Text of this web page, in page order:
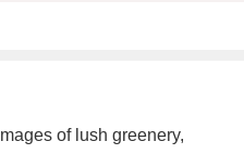
of lush greenery,